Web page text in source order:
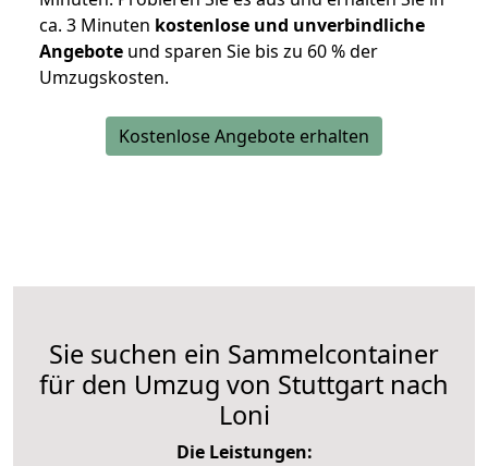
ca. 3 Minuten kostenlose und unverbindliche
Angebote und sparen Sie bis zu 60 % der
Umzugskosten.
Kostenlose Angebote erhalten
Sie suchen ein Sammelcontainer
für den Umzug von Stuttgart nach
Loni
Die Leistungen: